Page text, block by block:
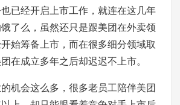
已经开启上市工作，就连在这几年
了么，虽然还只是跟美团在外卖领
始筹备上市，而在很多细分领域取
在成立多年之后却迟迟不上市。
机会这么多，很多老员工陪伴美团